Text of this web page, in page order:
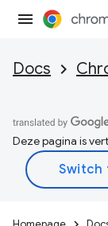
Docs
Deze pagina is